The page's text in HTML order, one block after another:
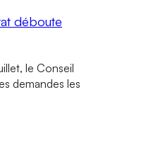
déboute
le Conseil
demandes les